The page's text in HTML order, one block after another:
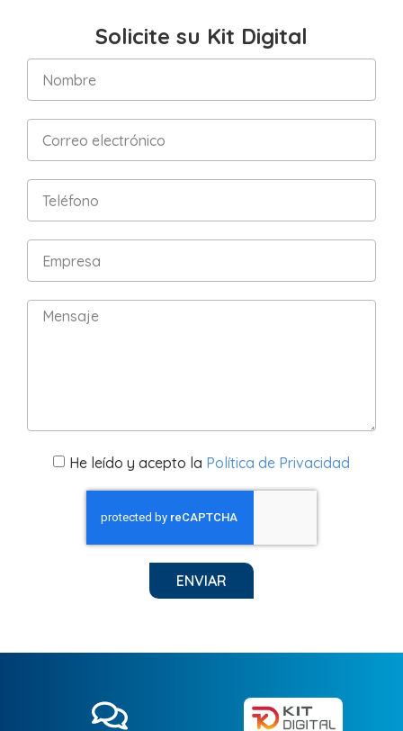
Solicite su Kit Digital
He leído y acepto la Política de Privacidad
ENVIAR